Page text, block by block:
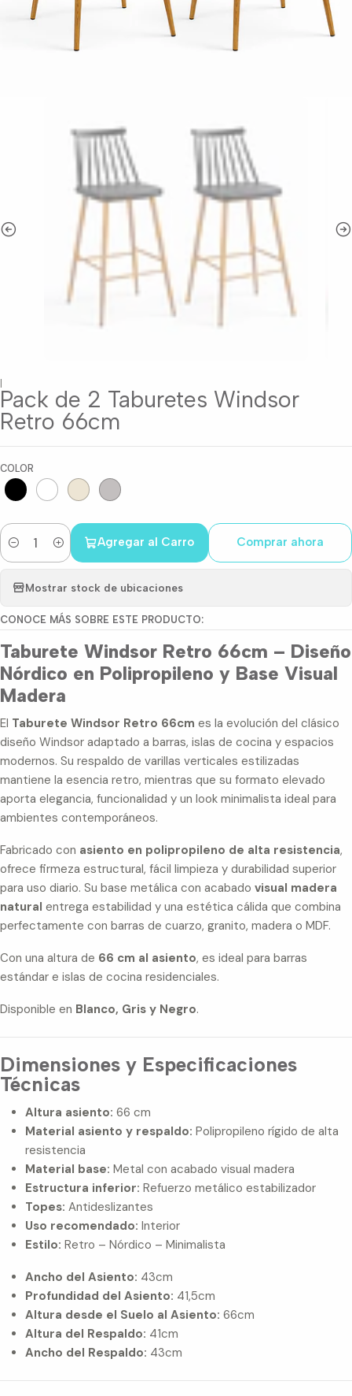
|
Pack de 2 Taburetes Windsor
Retro 66cm
COLOR
Cantidad
Agregar al Carro Comprar ahora
Mostrar stock de ubicaciones
CONOCE MÁS SOBRE ESTE PRODUCTO:
Taburete Windsor Retro 66cm – Diseño
Nórdico en Polipropileno y Base Visual
Madera
El Taburete Windsor Retro 66cm es la evolución del clásico
diseño Windsor adaptado a barras, islas de cocina y espacios
modernos. Su respaldo de varillas verticales estilizadas
mantiene la esencia retro, mientras que su formato elevado
aporta elegancia, funcionalidad y un look minimalista ideal para
ambientes contemporáneos.
Fabricado con asiento en polipropileno de alta resistencia,
ofrece firmeza estructural, fácil limpieza y durabilidad superior
para uso diario. Su base metálica con acabado visual madera
natural entrega estabilidad y una estética cálida que combina
perfectamente con barras de cuarzo, granito, madera o MDF.
Con una altura de 66 cm al asiento, es ideal para barras
estándar e islas de cocina residenciales.
Disponible en Blanco, Gris y Negro.
Dimensiones y Especificaciones
Técnicas
Altura asiento: 66 cm
Material asiento y respaldo: Polipropileno rígido de alta
resistencia
Material base: Metal con acabado visual madera
Estructura inferior: Refuerzo metálico estabilizador
Topes: Antideslizantes
Uso recomendado: Interior
Estilo: Retro – Nórdico – Minimalista
Ancho del Asiento: 43cm
Profundidad del Asiento: 41,5cm
Altura desde el Suelo al Asiento: 66cm
Altura del Respaldo: 41cm
Ancho del Respaldo: 43cm